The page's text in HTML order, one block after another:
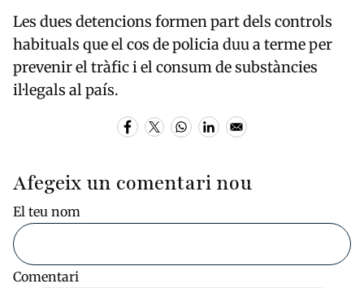
Les dues detencions formen part dels controls
habituals que el cos de policia duu a terme per
prevenir el tràfic i el consum de substàncies
il·legals al país.
Afegeix un comentari nou
El teu nom
Comentari